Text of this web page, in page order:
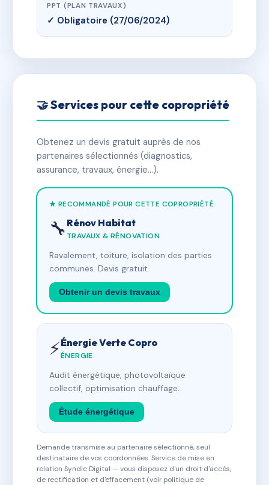
PPT (PLAN TRAVAUX)
✓ Obligatoire (27/06/2024)
🤝 Services pour cette copropriété
Obtenez un devis gratuit auprès de nos
partenaires sélectionnés (diagnostics,
assurance, travaux, énergie…).
★ RECOMMANDÉ POUR CETTE COPROPRIÉTÉ
🔧 Rénov Habitat
TRAVAUX & RÉNOVATION
Ravalement, toiture, isolation des parties
communes. Devis gratuit.
Obtenir un devis travaux
⚡Énergie Verte Copro
ÉNERGIE
Audit énergétique, photovoltaïque
collectif, optimisation chauffage.
Étude énergétique
Demande transmise au partenaire sélectionné, seul
destinataire de vos coordonnées. Service de mise en
relation Syndic Digital — vous disposez d'un droit d'accès,
de rectification et d'effacement (voir politique de